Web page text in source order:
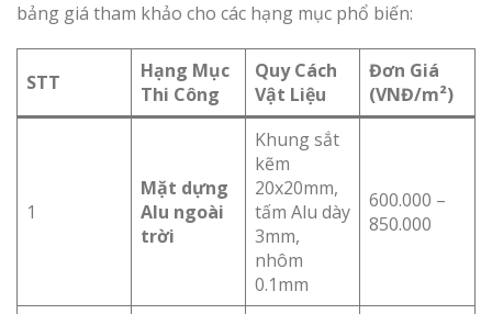
bảng giá tham khảo cho các hạng mục phổ biến:
STT
Hạng Mục
Thi Công
Quy Cách
Vật Liệu
Đơn Giá
(VNĐ/m²)
1
Mặt dựng
Alu ngoài
trời
Khung sắt
kẽm
20x20mm,
tấm Alu dày
3mm,
nhôm
0.1mm
600.000 –
850.000